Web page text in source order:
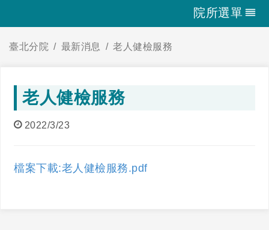
院所選單
臺北分院 最新消息 老人健檢服務
老人健檢服務
2022/3/23
檔案下載:老人健檢服務.pdf